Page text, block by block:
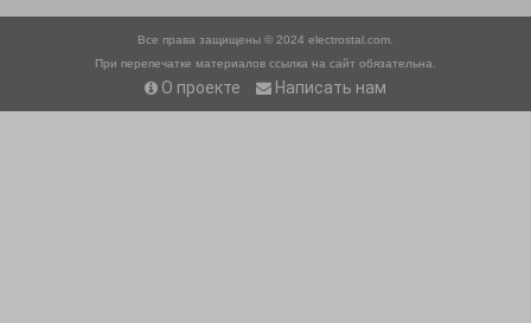
Все права защищены © 2024 electrostal.com.
При перепечатке материалов ссылка на сайт обязательна.
О проекте Написать нам